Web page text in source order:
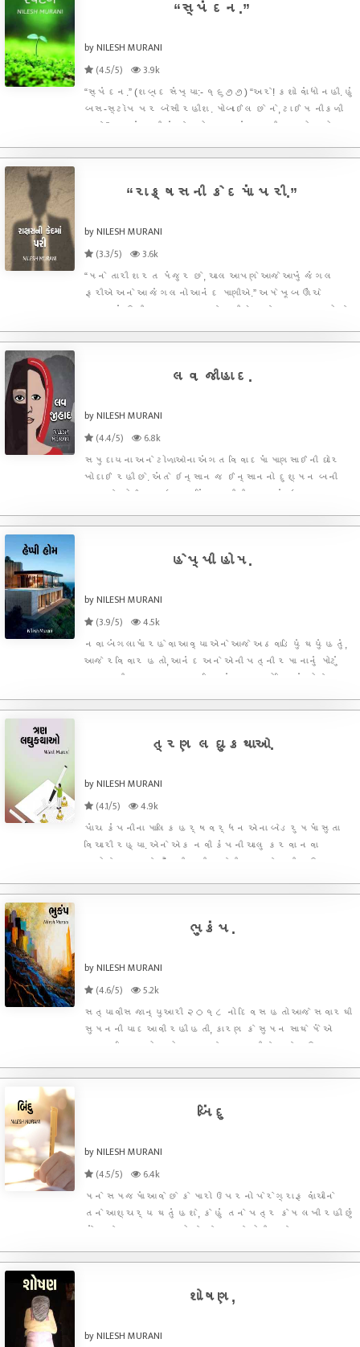
“સ્પંદન.”
by NILESH MURANI
(4.5/5)
3.9k
“સ્પંદન.” (શબ્દ સંખ્યા:- ૧૬૭૭) “અરે! કશો વાંધો નહી. હું
બસ-સ્ટૉપ પર બેસી રહીશ. મોબાઈલ છે ને, ટાઈમ નીકળી
જશે.” આટલું કહી હું હેડફોન કાનમાં ભરાવી ચાલતો થયો.
રોકાઈને એનો પ્રોગ્રામ કેમ બગાડું? એમ વિચારી હું
“રાક્ષસની કેદમાં પરી.”
by NILESH MURANI
(3.3/5)
3.6k
“મને તારી શરત મંજુર છે, ચાલ આપણે આજે આખું જંગલ
ફરીએ અને આ જંગલનો આનંદ માણીએ.” અમે ખૂબ ઊંચે
આકાશમાં ઉડી રહ્યા હતા અને પરીએ મને હુકમ કર્યો કે
હું પણ મુક્ત..” પરીનો આદેશ મળતા જ હું જેવો રાક્ષસના
લવ જીહાદ.
by NILESH MURANI
(4.4/5)
6.8k
સમુદાયના અને ટોળાઓના અંગત વિવાદમાં માણસાઈની ઘોર
ખોદાઈ રહી છે. અંતે ઇન્સાન જ ઈન્સાનનો દુશ્મન બની
જાય છે. કોઈ પણ ધર્મ હિંસા નથીશીખવાડતું. ધર્મ
સાચો ધર્મ એજ છે કે તમે કર્મ ન ચુકી જાઓ.
હેપ્પી હોમ.
by NILESH MURANI
(3.9/5)
4.5k
નવા બંગલામાં રહેવા આવ્યા એને આજે અઠવાડિયું થયું હતું,
આજે રવિવાર હતો, આનંદ અને એની પત્ની રમા નાનું મોટું
કામ કરી રહ્યાહતા, છ મહિમાનું બાળક ઘોડિયામાં પોઢેલુ
ગેમ રમી રહ્યો. રમાએ હોલમાં નકામો સમાન વિખેરી રાખ્યો
ત્રણ લઘુકથાઓ.
by NILESH MURANI
(4.1/5)
4.9k
પાંચ કંપનીના માલિક હર્ષવર્ધન એના બેડરુમમાં સુતા
વિચારી રહ્યા. એને એક નવી કંપની ચાલુ કરવા નવા
પ્રોજેક્ટ માટે તૈયારી કરી રાખેલી, પણ જે જમીન ઉપર
હતી. જો એ જમીનનો વિવાદ નહી ઉકેલાય તો તેની બધીજ
ભુકંપ.
by NILESH MURANI
(4.6/5)
5.2k
સત્યાવીસ જાન્યુઆરી ૨૦૧૮ નો દિવસ હતો આજે સવારથી
સુમનની યાદ આવી રહી હતી, કારણ કે સુમન સાથે મેં એ
સમય વિતાવ્યો હતો. સુમનને યાદ કરીને ચહેરા ઉપર
ચહેરા ઉપર એક ગમગીની છવાઈ જાય છે. એક
બિંદુ
by NILESH MURANI
(4.5/5)
6.4k
મને સમજમાં આવે છે કે મારો ઉપરનો પેરેગ્રાફ વાંચીને
તને આશ્ચર્ય થતું હશે, કે હું તને પત્ર કેમ લખી રહી છું
મેં તને ખુબ તડપાવ્યો છે, તેના માટે સોરી કહેવા આ પત્ર
અને છુપાવવા પણ નથી માંગતી. આજથી છ મહિના પહેલ
શોષણ,
by NILESH MURANI